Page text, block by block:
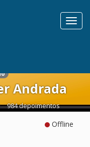
Andrada
984 depoimentos
Offline